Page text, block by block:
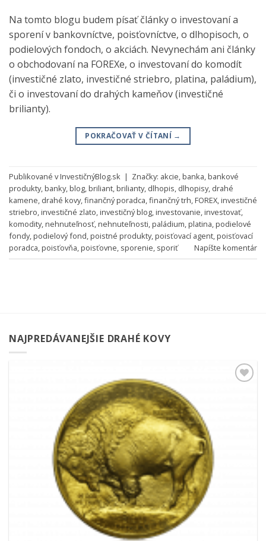
Na tomto blogu budem písať články o investovaní a
sporení v bankovníctve, poisťovníctve, o dlhopisoch, o
podielových fondoch, o akciách. Nevynechám ani články
o obchodovaní na FOREXe, o investovaní do komodít
(investičné zlato, investičné striebro, platina, paládium),
či o investovaní do drahých kameňov (investičné
brilianty).
POKRAČOVAŤ V ČÍTANÍ →
Publikované vInvestičnýBlog.sk | Značky: akcie,banka,bankové
produkty,banky,blog,briliant,brilianty, dlhopis, dlhopisy, drahé
kamene, drahé kovy,finančný poradca,finančný trh,FOREX,investičné
striebro,investičné zlato,investičný blog,investovanie,investovať,
komodity,nehnuteľnosť,nehnuteľnosti,paládium,platina,podielové
fondy,podielový fond,poistné produkty,poisťovací agent,poisťovací
poradca,poisťovňa,poisťovne, sporenie, sporiť Napíšte komentár
NAJPREDÁVANEJŠIE DRAHÉ KOVY